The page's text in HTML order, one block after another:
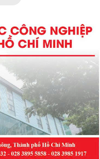
khối ngành sức khỏe
phía Nam.